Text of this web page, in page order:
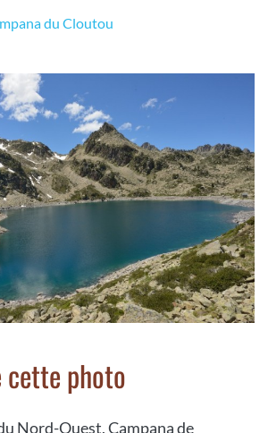
du Cloutou
cette photo
Nord-Ouest, Campana de